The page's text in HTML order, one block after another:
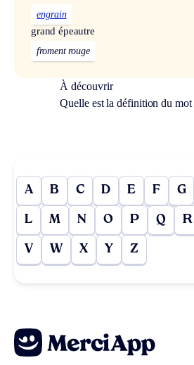
engrain
grand épeautre
froment rouge
À découvrir
Quelle est la définition du mot
A B C D E F G
L M N O P Q R
V W X Y Z